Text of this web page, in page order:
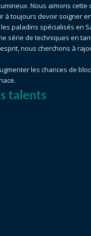
Nous aimons
à toujours devoir soigner
paladins spécialisés en
série de techniques en
nous cherchons à
les chances de
talents